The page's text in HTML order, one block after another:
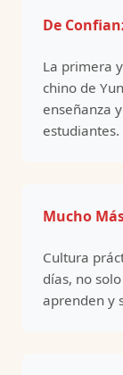
De
La primera
chino de
enseñanza
estudiantes.
Mucho
Cultura
días, no
aprenden y